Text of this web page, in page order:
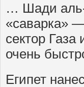
… Шади
«саварка»
сектор
очень
Египет